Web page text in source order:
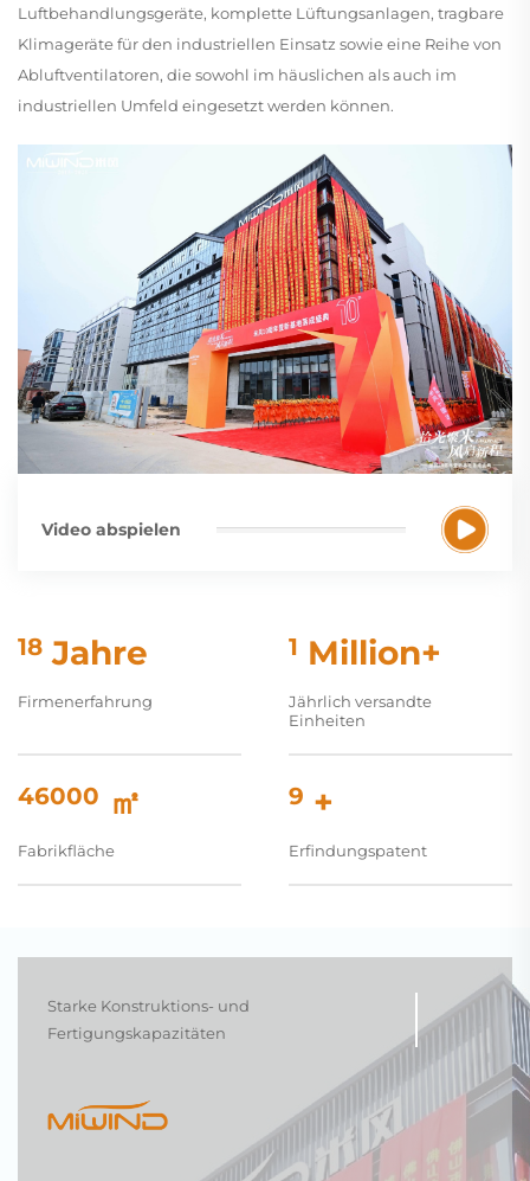
Luftbehandlungsgeräte, komplette Lüftungsanlagen, tragbare
Klimageräte für den industriellen Einsatz sowie eine Reihe von
Abluftventilatoren, die sowohl im häuslichen als auch im
industriellen Umfeld eingesetzt werden können.
Video abspielen
20 Jahre
Firmenerfahrung
1 Million+
Jährlich versandte
Einheiten
50000 ㎡
Fabrikfläche
10 +
Erfindungspatent
Starke Konstruktions- und
Fertigungskapazitäten